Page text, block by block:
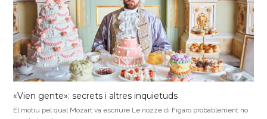
«Vien gente»: secrets i altres inquietuds
El motiu pel qual Mozart va escriure Le nozze di Figaro probablement no